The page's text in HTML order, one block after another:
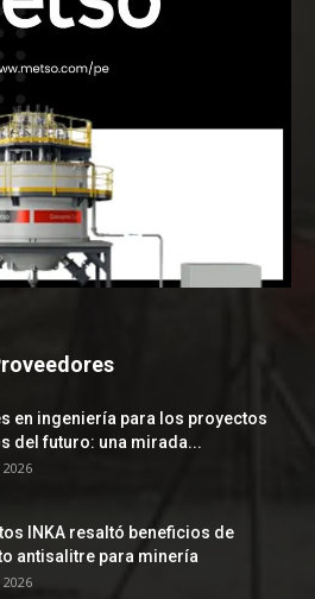
en ingeniería para los proyectos
del futuro: una mirada...
INKA resaltó beneficios de
antisalitre para minería